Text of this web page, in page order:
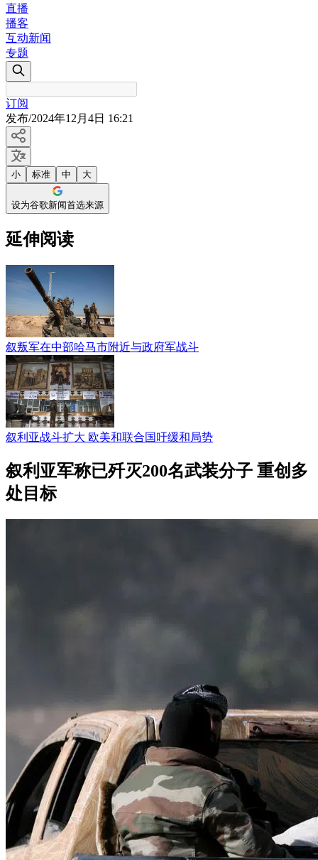
直播
播客
互动新闻
专题
订阅
发布/2024年12月4日 16:21
小 标准 中 大
设为谷歌新闻首选来源
延伸阅读
叙叛军在中部哈马市附近与政府军战斗
叙利亚战斗扩大 欧美和联合国吁缓和局势
叙利亚军称已歼灭200名武装分子 重创多
处目标